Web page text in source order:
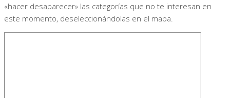
«hacer desaparecer» las categorías que no te interesan en
este momento, deseleccionándolas en el mapa.